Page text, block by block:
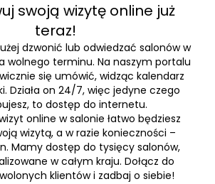
swoją wizytę online już
teraz!
dzwonić lub odwiedzać salonów w
wolnego terminu. Na naszym portalu
się umówić, widząc kalendarz
Działa on 24/7, więc jedyne czego
to dostęp do internetu.
online w salonie łatwo będziesz
wizytą, a w razie konieczności –
Mamy dostęp do tysięcy salonów,
w całym kraju. Dołącz do
klientów i zadbaj o siebie!